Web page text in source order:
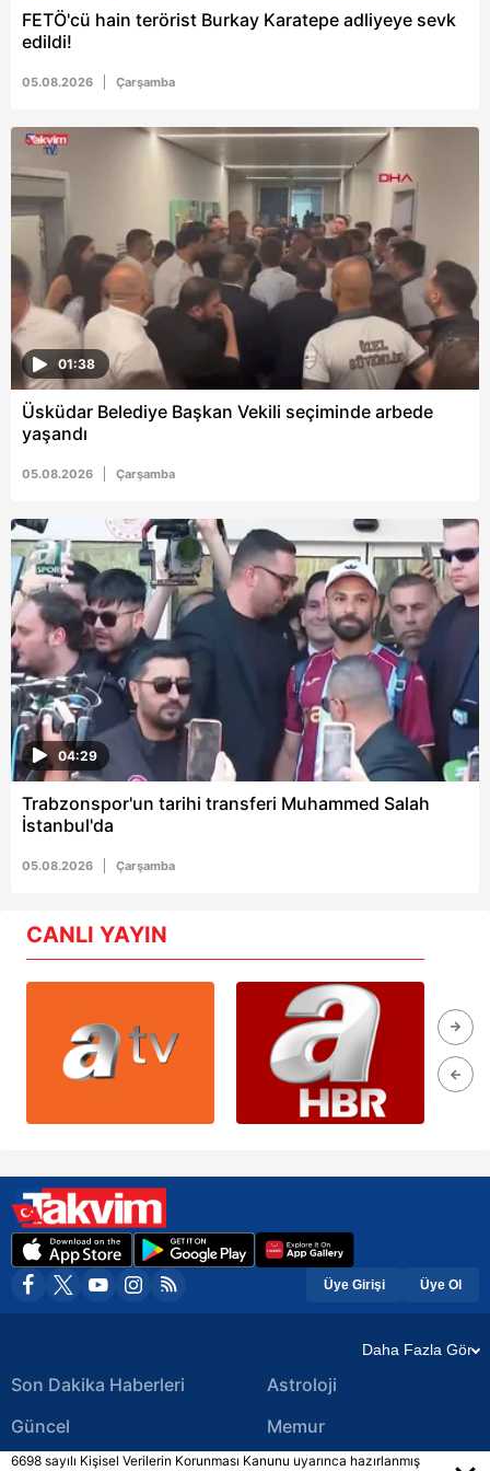
vasıtasıyla belirleyebilirsiniz. Çerezlere ilişkin detaylı bilgi
için Ayarlar butonuna tıklayabilir,
Çerez Bilgilendirme
hazırlanmış Aydınlatma Metnimizi okumak ve sitemizde
ilgili mevzuata uygun olarak kullanılan çerezlerle ilgili bilgi
almak için lütfen
FETÖ'cü hain terörist Burkay Karatepe adliyeye sevk
edildi!
05.08.2026 Çarşamba
01:38
Üsküdar Belediye Başkan Vekili seçiminde arbede
yaşandı
05.08.2026 Çarşamba
04:29
Trabzonspor'un tarihi transferi Muhammed Salah
İstanbul'da
05.08.2026 Çarşamba
CANLI YAYIN
Üye Girişi Üye Ol
Daha Fazla Gör
Son Dakika Haberleri
Güncel
Astroloji
Memur
6698 sayılı Kişisel Verilerin Korunması Kanunu uyarınca hazırlanmış